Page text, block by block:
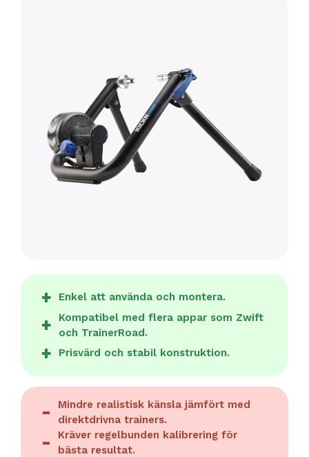
Enkel att använda och montera.
Kompatibel med flera appar som Zwift
och TrainerRoad.
Prisvärd och stabil konstruktion.
Mindre realistisk känsla jämfört med
direktdrivna trainers.
Kräver regelbunden kalibrering för
bästa resultat.